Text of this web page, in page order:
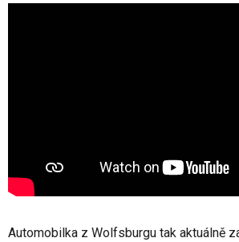
Automobilka z Wolfsburgu tak aktuálně